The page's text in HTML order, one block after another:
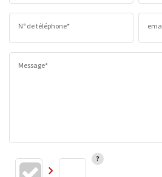
N° de téléphone*
Message*